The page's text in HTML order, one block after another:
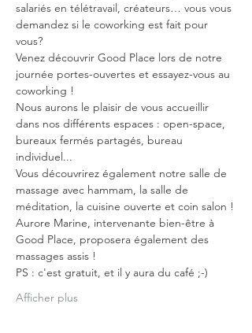
salariés en télétravail, créateurs… vous vous
demandez si le coworking est fait pour
vous?
Venez découvrir Good Place lors de notre
journée portes-ouvertes et essayez-vous au
coworking !
Nous aurons le plaisir de vous accueillir
dans nos différents espaces : open-space,
bureaux fermés partagés, bureau
individuel...
Vous découvrirez également notre salle de
massage avec hammam, la salle de
méditation, la cuisine ouverte et coin salon !
Aurore Marine, intervenante bien-être à
Good Place, proposera également des
massages assis !
PS : c'est gratuit, et il y aura du café ;-)
Afficher plus